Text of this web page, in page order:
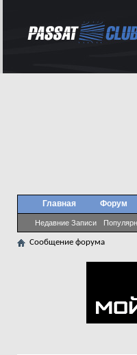
Главная Форум
Недавние Записи
Сообщение форума